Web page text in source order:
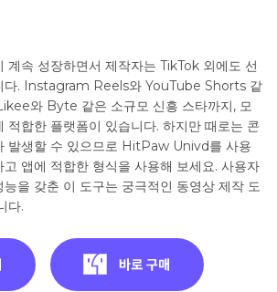
계속 성장하면서 제작자는 TikTok 외에도 선
다. Instagram Reels와 YouTube Shorts 같
와 Byte 같은 소규모 신흥 스타까지, 모
적합한 플랫폼이 있습니다. 하지만 때로는 콘
발생할 수 있으므로 HitPaw Univd를 사용
앱에 적합한 형식을 사용해 보세요. 사용자
을 갖춘 이 도구는 궁극적인 동영상 제작 도
다.